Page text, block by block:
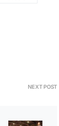
NEXT POST